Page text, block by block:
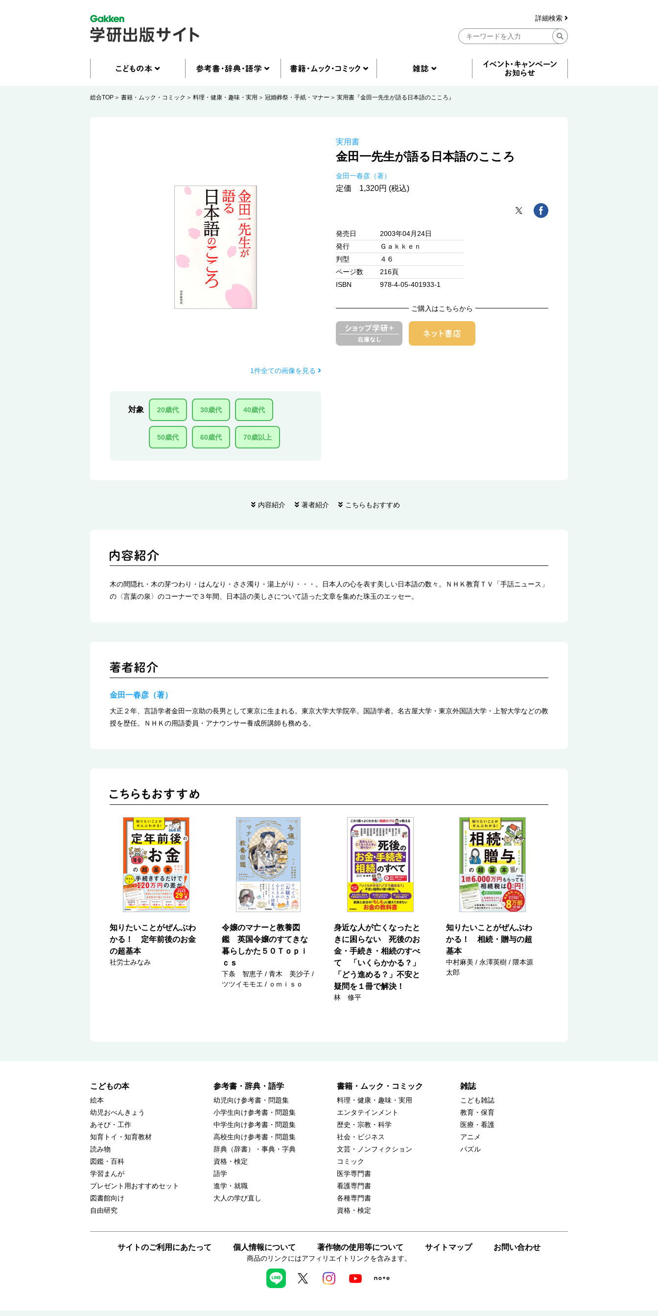
詳細検索
総合TOP 書籍・ムック・コミック 料理・健康・趣味・実用 冠婚葬祭・手紙・マナー 実用書『金田一先生が語る日本語のこころ』
1件全ての画像を見る
対象 20歳代 30歳代 40歳代
50歳代 60歳代 70歳以上
実用書
金田一先生が語る日本語のこころ
金田一春彦（著）
定価 1,320円 (税込)
発売日
2003年04月24日
発行
Ｇａｋｋｅｎ
判型
４６
ページ数
216頁
ISBN
978-4-05-401933-1
ご購入はこちらから
内容紹介 著者紹介 こちらもおすすめ
木の間隠れ・木の芽つわり・はんなり・ささ濁り・湯上がり・・・。日本人の心を表す美しい日本語の数々。ＮＨＫ教育ＴＶ「手話ニュース」
の〈言葉の泉〉のコーナーで３年間、日本語の美しさについて語った文章を集めた珠玉のエッセー。
金田一春彦（著）
大正２年、言語学者金田一京助の長男として東京に生まれる。東京大学大学院卒。国語学者。名古屋大学・東京外国語大学・上智大学などの教
授を歴任。ＮＨＫの用語委員・アナウンサー養成所講師も務める。
知りたいことがぜんぶわ
かる！ 定年前後のお金
の超基本
社労士みなみ
令嬢のマナーと教養図
鑑 英国令嬢のすてきな
暮らしかた５０Ｔｏｐｉ
ｃｓ
下条 智恵子 / 青木 美沙子 /
ツツイモモエ / ｏｍｉｓｏ
身近な人が亡くなったと
きに困らない 死後のお
金・手続き・相続のすべ
て 「いくらかかる？」
「どう進める？」不安と
疑問を１冊で解決！
林 修平
知りたいことがぜんぶわ
かる！ 相続・贈与の超
基本
中村麻美 / 永澤英樹 / 隈本源
太郎
こどもの本
絵本
幼児おべんきょう
あそび・工作
知育トイ・知育教材
読み物
図鑑・百科
学習まんが
プレゼント用おすすめセット
図書館向け
自由研究
参考書・辞典・語学
幼児向け参考書・問題集
小学生向け参考書・問題集
中学生向け参考書・問題集
高校生向け参考書・問題集
辞典（辞書）・事典・字典
資格・検定
語学
進学・就職
大人の学び直し
書籍・ムック・コミック
料理・健康・趣味・実用
エンタテインメント
歴史・宗教・科学
社会・ビジネス
文芸・ノンフィクション
コミック
医学専門書
看護専門書
各種専門書
資格・検定
雑誌
こども雑誌
教育・保育
医療・看護
アニメ
パズル
サイトのご利用にあたって 個人情報について 著作物の使用等について サイトマップ お問い合わせ
商品のリンクにはアフィリエイトリンクを含みます。